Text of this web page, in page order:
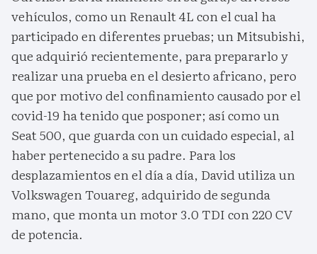
vehículos, como un Renault 4L con el cual ha
participado en diferentes pruebas; un Mitsubishi,
que adquirió recientemente, para prepararlo y
realizar una prueba en el desierto africano, pero
que por motivo del confinamiento causado por el
covid-19 ha tenido que posponer; así como un
Seat 500, que guarda con un cuidado especial, al
haber pertenecido a su padre. Para los
desplazamientos en el día a día, David utiliza un
Volkswagen Touareg, adquirido de segunda
mano, que monta un motor 3.0 TDI con 220 CV
de potencia.